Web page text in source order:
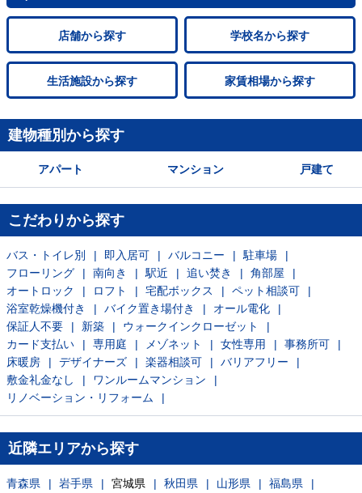
店舗から探す 学校名から探す
生活施設から探す 家賃相場から探す
建物種別から探す
アパート マンション 戸建て
こだわりから探す
バス・トイレ別 即入居可 バルコニー
駐車場
フローリング
南向き 駅近 追い焚き
角部屋
オートロック
ロフト 宅配ボックス
ペット相談可
浴室乾燥機付き
バイク置き場付き
オール電化
保証人不要
新築
ウォークインクローゼット
カード支払い
専用庭 メゾネット 女性専用
事務所可
床暖房
デザイナーズ 楽器相談可
バリアフリー
敷金礼金なし
ワンルームマンション
リノベーション・リフォーム
近隣エリアから探す
青森県 岩手県 宮城県 秋田県 山形県 福島県